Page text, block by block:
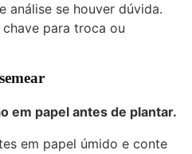
análise se houver dúvida.
para troca ou
em papel antes de plantar.
em papel úmido e conte